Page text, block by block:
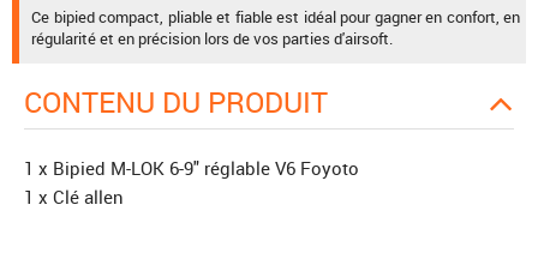
Ce bipied compact, pliable et fiable est idéal pour gagner en confort, en
régularité et en précision lors de vos parties d'airsoft.
CONTENU DU PRODUIT
1 x Bipied M-LOK 6-9" réglable V6 Foyoto
1 x Clé allen